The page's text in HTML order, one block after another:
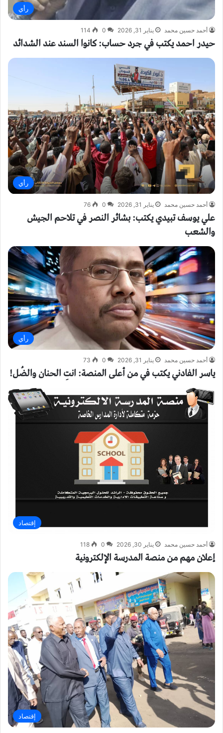
رأي
أحمد حسين محمد يناير 31, 2026 0
114
حيدر احمد يكتب في جرد حساب: كانوا السند عند الشدائد
رأي
أحمد حسين محمد يناير 31, 2026 0
76
علي يوسف تبيدي يكتب: بشائر النصر في تلاحم الجيش
والشعب
رأي
أحمد حسين محمد يناير 31, 2026 0
73
ياسر الفادني يكتب في من أعلى المنصة: انتِ الحنان والضُل!
إقتصاد
أحمد حسين محمد يناير 30, 2026 0
118
إعلان مهم من منصة المدرسة الإلكترونية
إقتصاد